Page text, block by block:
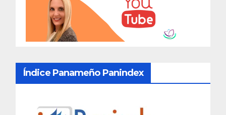
Índice Panameño Panindex